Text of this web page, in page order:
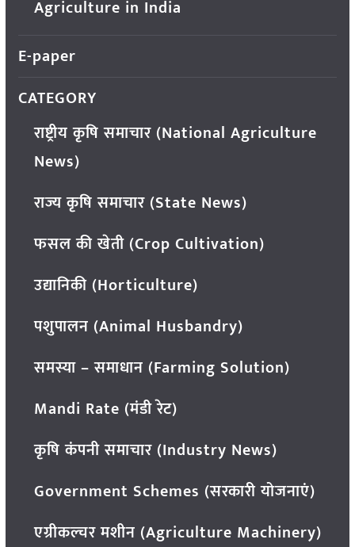
Agriculture in India
E-paper
CATEGORY
राष्ट्रीय कृषि समाचार (National Agriculture
News)
राज्य कृषि समाचार (State News)
फसल की खेती (Crop Cultivation)
उद्यानिकी (Horticulture)
पशुपालन (Animal Husbandry)
समस्या – समाधान (Farming Solution)
Mandi Rate (मंडी रेट)
कृषि कंपनी समाचार (Industry News)
Government Schemes (सरकारी योजनाएं)
एग्रीकल्चर मशीन (Agriculture Machinery)